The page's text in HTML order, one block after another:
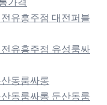
유흥주점 대전퍼블
유흥주점 유성룸싸
동룸싸롱
동룸싸롱 둔산동룸